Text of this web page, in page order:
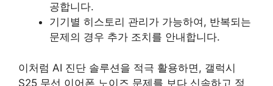
공합니다.
기기별 히스토리 관리가 가능하여, 반복되는
문제의 경우 추가 조치를 안내합니다.
이처럼 AI 진단 솔루션을 적극 활용하면, 갤럭시
S25 무선 이어폰 노이즈 문제를 보다 신속하고 정